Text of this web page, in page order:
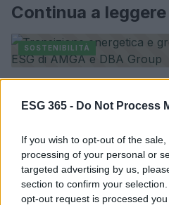
ESG 365 - Do Not Process
If you wish to opt-out of the
processing of your personal or
targeted advertising by us,
section to confirm your
opt-out request is processed
Continua a leggere
SOSTENIBILITÀ
Transizione energetica e
Ilaria Galli · 6 Ago 2026
SOSTENIBILITÀ